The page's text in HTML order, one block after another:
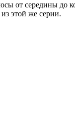
середины до
этой же серии.